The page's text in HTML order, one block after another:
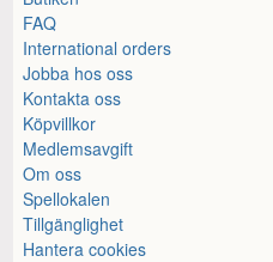
FAQ
International orders
Jobba hos oss
Kontakta oss
Köpvillkor
Medlemsavgift
Om oss
Spellokalen
Tillgänglighet
Hantera cookies